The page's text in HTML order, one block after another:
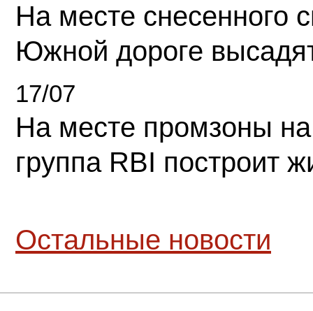
На месте снесенного
Южной дороге
17/07
На месте промзоны
группа RBI построит
Остальные новости